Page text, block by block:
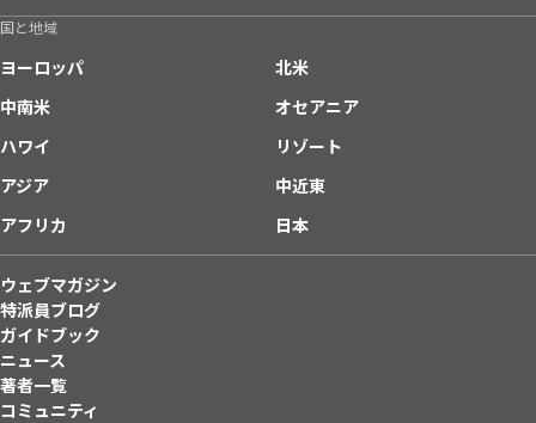
国と地域
ヨーロッパ
北米
中南米
オセアニア
ハワイ
リゾート
アジア
中近東
アフリカ
日本
ウェブマガジン
特派員ブログ
ガイドブック
ニュース
著者一覧
コミュニティ